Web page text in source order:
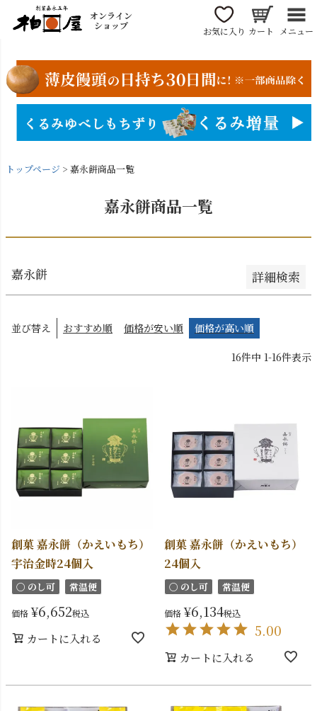
オンライン
ショップ
お気に入り カート メニュー
トップページ 嘉永餅商品一覧
嘉永餅商品一覧
嘉永餅 詳細検索
商品番号/JANコード
並び順
新着順
登録順
価格が安い順
価格が高い順
レビュー順
キーワードヒット順
並び替え おすすめ順 価格が安い順 価格が高い順
16件中 1-16件表示
創菓 嘉永餅（かえいもち）
宇治金時24個入
〇 のし可 常温便
価格 ¥6,652税込
カートに入れる
創菓 嘉永餅（かえいもち）
24個入
〇 のし可 常温便
価格 ¥6,134税込
5.00
カートに入れる